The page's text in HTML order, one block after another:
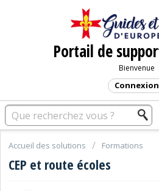
Bienvenue
Connexion
Accueil des solutions Formations
CEP et route écoles